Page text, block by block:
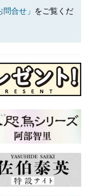
問合せ」
をご覧くだ